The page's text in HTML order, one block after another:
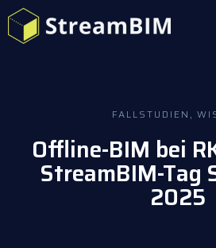
FALLSTUDIEN ,
Offline-BIM bei
StreamBIM-Tag
2025